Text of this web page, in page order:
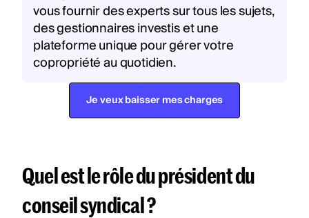
vous fournir des experts sur tous les sujets,
des gestionnaires investis et une
plateforme unique pour gérer votre
copropriété au quotidien.
Je veux baisser mes charges
Quel est le rôle du président du
conseil syndical ?